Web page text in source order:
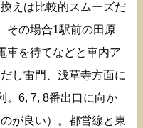
えは比較的スムーズだ
その場合1駅前の田原
車を待てなどと車内ア
し雷門、浅草寺方面に
。6, 7, 8番出口に向か
が良い）。都営線と東